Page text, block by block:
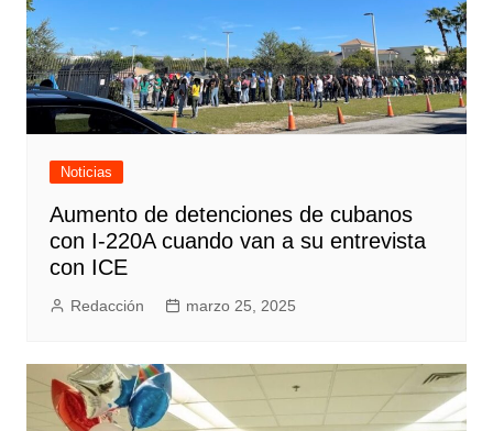
Noticias
Aumento de detenciones de cubanos
con I-220A cuando van a su entrevista
con ICE
Redacción marzo 25, 2025